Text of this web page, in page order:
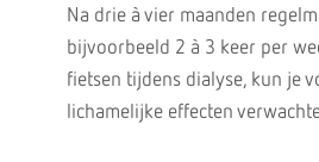
Na drie à vier maanden
bijvoorbeeld 2 à 3 keer per
fietsen tijdens dialyse, kun je
lichamelijke effecten